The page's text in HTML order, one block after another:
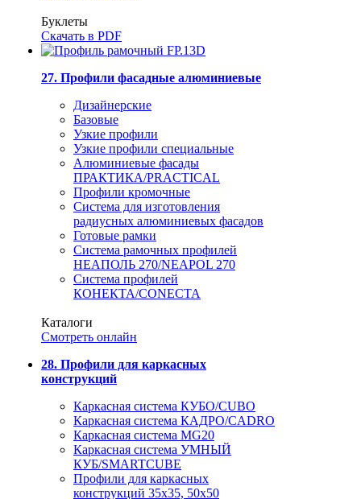
Буклеты
Скачать в PDF
27. Профили фасадные алюминиевые
Дизайнерские
Базовые
Узкие профили
Узкие профили специальные
Алюминиевые фасады
ПРАКТИКА/PRACTICAL
Профили кромочные
Система для изготовления
радиусных алюминиевых фасадов
Готовые рамки
Система рамочных профилей
НЕАПОЛЬ 270/NEAPOL 270
Система профилей
КОНЕКТА/CONECTA
Каталоги
Смотреть онлайн
28. Профили для каркасных
конструкций
Каркасная система КУБО/CUBO
Каркасная система КАДРО/CADRO
Каркасная система MG20
Каркасная система УМНЫЙ
КУБ/SMARTCUBE
Профили для каркасных
конструкций 35x35, 50x50